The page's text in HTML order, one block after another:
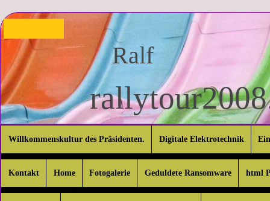
Ralf
Willkommenskultur des Präsidenten. Digitale Elektrotechnik
Kontakt Home Fotogalerie Geduldete Ransomware html